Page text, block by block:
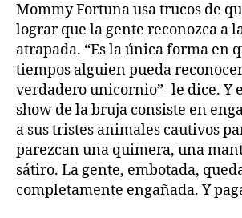
Mommy Fortuna usa trucos de
lograr que la gente reconozca a
atrapada. “Es la única forma en
tiempos alguien pueda
verdadero unicornio”- le dice. Y
show de la bruja consiste en
a sus tristes animales cautivos
parezcan una quimera, una
sátiro. La gente, embotada,
completamente engañada. Y